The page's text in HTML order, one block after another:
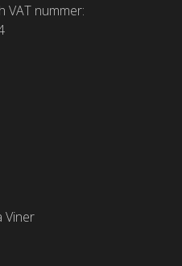
VAT nummer:
Viner